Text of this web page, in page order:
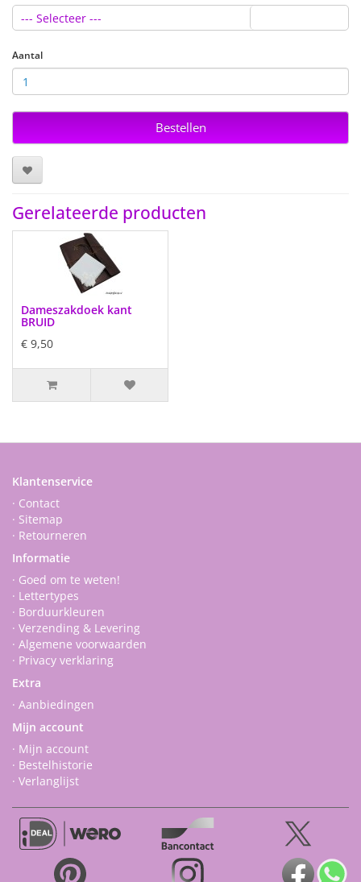
--- Selecteer ---
Aantal
Bestellen
Gerelateerde producten
Dameszakdoek kant
BRUID
€ 9,50
Klantenservice
· Contact
· Sitemap
· Retourneren
Informatie
· Goed om te weten!
· Lettertypes
· Borduurkleuren
· Verzending & Levering
· Algemene voorwaarden
· Privacy verklaring
Extra
· Aanbiedingen
Mijn account
· Mijn account
· Bestelhistorie
· Verlanglijst